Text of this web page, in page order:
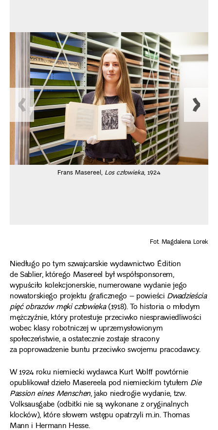
Frans Masereel, Los człowieka, 1924
Fot. Magdalena Lorek
Niedługo po tym szwajcarskie wydawnictwo Édition
de Sablier, którego Masereel był współsponsorem,
wypuściło kolekcjonerskie, numerowane wydanie jego
nowatorskiego projektu graficznego – powieści Dwadzieścia
pięć obrazów męki człowieka(1918). To historia o młodym
mężczyźnie, który protestuje przeciwko niesprawiedliwości
wobec klasy robotniczej w uprzemysłowionym
społeczeństwie, a ostatecznie zostaje stracony
za poprowadzenie buntu przeciwko swojemu pracodawcy.
W 1924 roku niemiecki wydawca Kurt Wolff powtórnie
opublikował dzieło Masereela pod niemieckim tytułem Die
Passion eines Menschen, jako niedrogie wydanie, tzw.
Volksausgabe (odbitki nie są wykonane z oryginalnych
klocków), które słowem wstępu opatrzyli m.in. Thomas
Mann i Hermann Hesse.